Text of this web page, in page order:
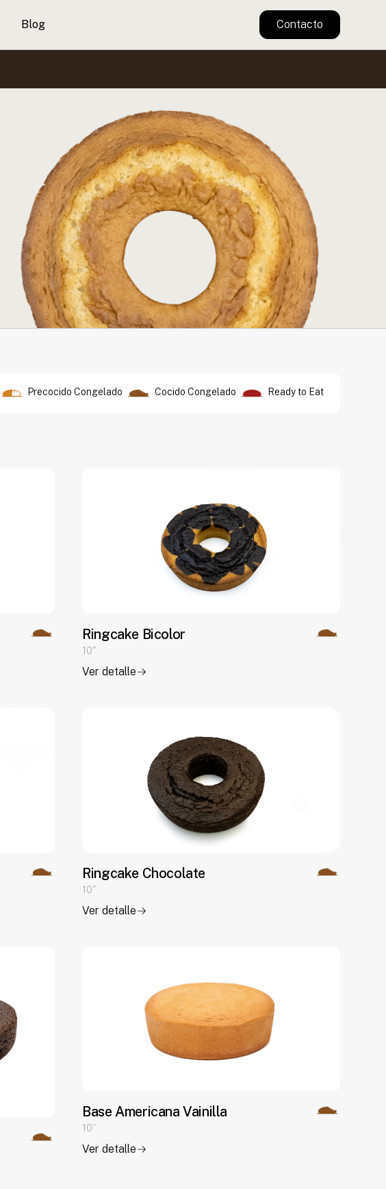
Blog Contacto
Precocido Congelado Cocido Congelado Ready to Eat
Ringcake Bicolor
10"
Ver detalle
Ringcake Chocolate
10"
Ver detalle
Base Americana Vainilla
10”
Ver detalle